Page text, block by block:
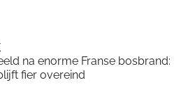
na enorme Franse bosbrand:
fier overeind